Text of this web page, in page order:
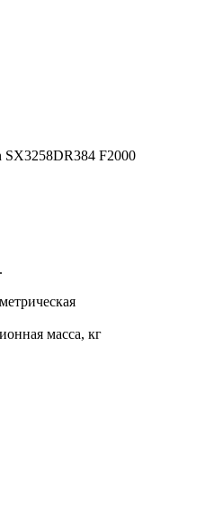
F2000
масса, кг